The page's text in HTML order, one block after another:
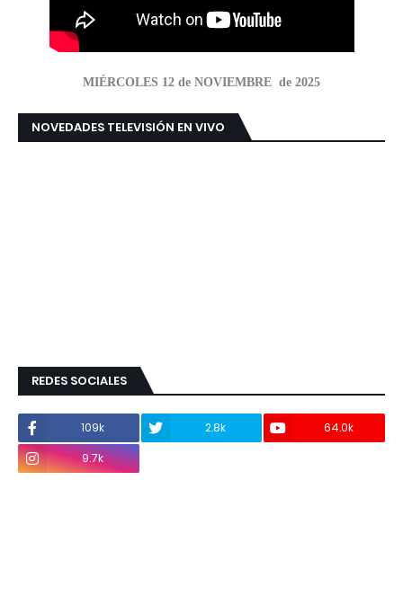
MIÉRCOLES 12 de NOVIEMBRE de 2025
NOVEDADES TELEVISIÓN EN VIVO
REDES SOCIALES
109k 2.8k
64.0k
9.7k